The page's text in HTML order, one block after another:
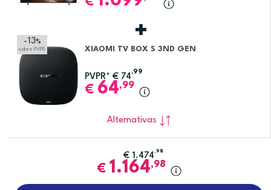
-13%
sobre PVPR XIAOMI TV BOX S 3ND GEN
PVPR* € 74
,99
€ 64,99
Alternativas
€ 1.474,98
€ 1.164,98